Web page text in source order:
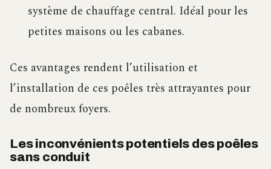
système de chauffage central. Idéal pour les
petites maisons ou les cabanes.
Ces avantages rendent l’utilisation et
l’installation de ces poêles très attrayantes pour
de nombreux foyers.
Les inconvénients potentiels des poêles
sans conduit